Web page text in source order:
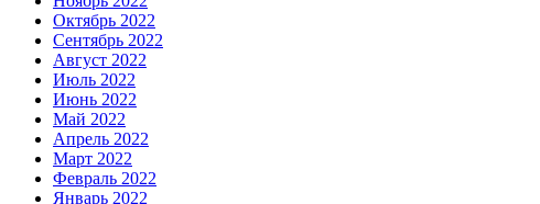
Октябрь 2022
Сентябрь 2022
Август 2022
Июль 2022
Июнь 2022
Май 2022
Апрель 2022
Март 2022
Февраль 2022
Январь 2022